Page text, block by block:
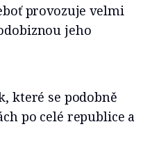
provozuje velmi
jeho
které se podobně
po celé republice a